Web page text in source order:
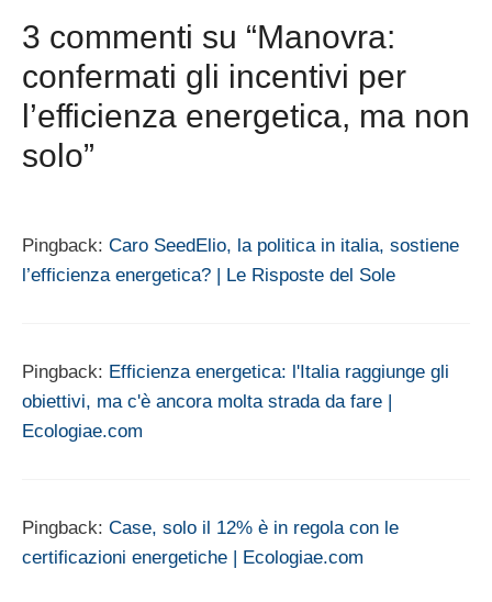
3 commenti su “Manovra:
confermati gli incentivi per
l’efficienza energetica, ma non
solo”
Pingback: Caro SeedElio, la politica in italia, sostiene
l’efficienza energetica? | Le Risposte del Sole
Pingback: Efficienza energetica: l'Italia raggiunge gli
obiettivi, ma c'è ancora molta strada da fare |
Ecologiae.com
Pingback: Case, solo il 12% è in regola con le
certificazioni energetiche | Ecologiae.com